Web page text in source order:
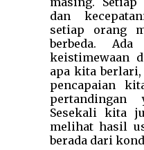
dan
setiap orang
berbeda.
keistimewaan
apa kita
pencapaian
Sesekali kita
melihat hasil
berada dari